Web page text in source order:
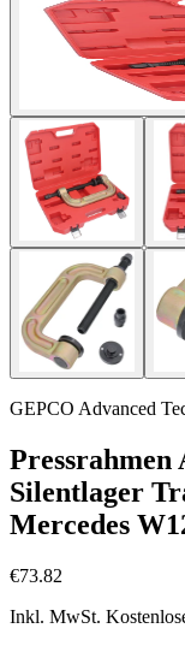
GEPCO Advanced
Pressrahmen
Silentlager
Mercedes
€73.82
Inkl. MwSt.